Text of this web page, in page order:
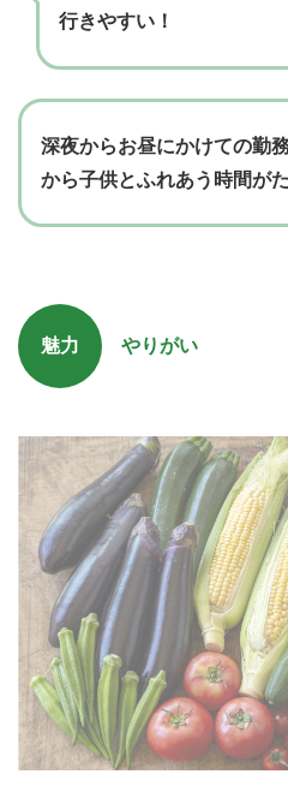
行きやすい！
深夜からお昼にかけての勤
から子供とふれあう時間が
魅力 やりがい